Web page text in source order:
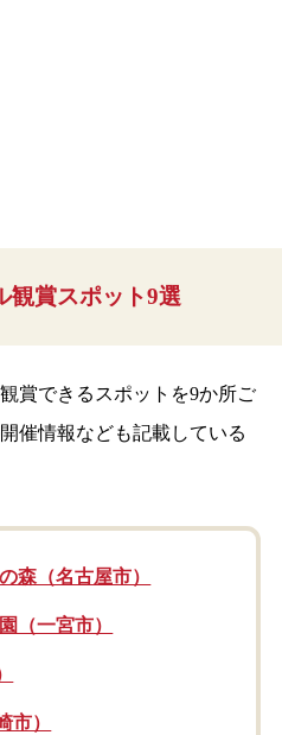
観賞スポット9選
賞できるスポットを9か所ご
催情報なども記載している
森（名古屋市）
（一宮市）
市）